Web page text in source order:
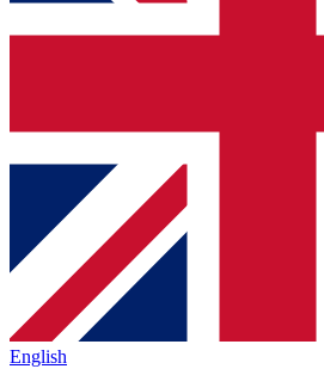
English